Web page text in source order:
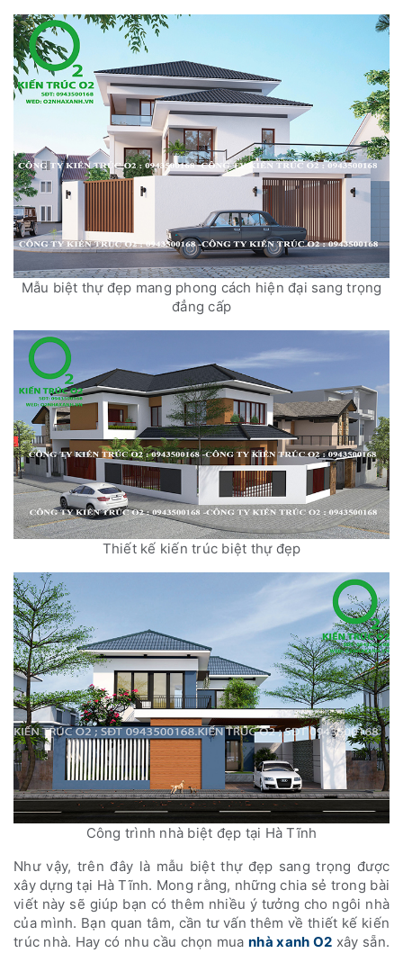
Mẫu biệt thự đẹp mang phong cách hiện đại sang trọng
đẳng cấp
Thiết kế kiến trúc biệt thự đẹp
Công trình nhà biệt đẹp tại Hà Tĩnh
Như vậy, trên đây là mẫu biệt thự đẹp sang trọng được
xây dựng tại Hà Tĩnh. Mong rằng, những chia sẻ trong bài
viết này sẽ giúp bạn có thêm nhiều ý tưởng cho ngôi nhà
của mình. Bạn quan tâm, cần tư vấn thêm về thiết kế kiến
trúc nhà. Hay có nhu cầu chọn muanhà xanh O2 xây sẵn.